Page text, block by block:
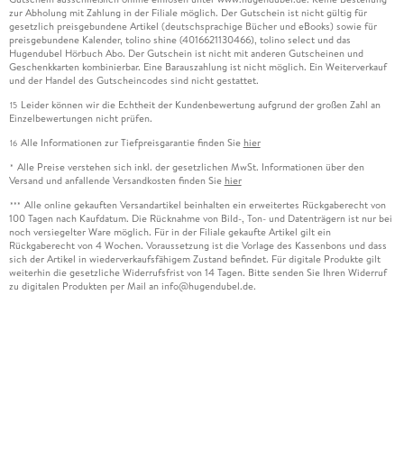
zur Abholung mit Zahlung in der Filiale möglich. Der Gutschein ist nicht gültig für
gesetzlich preisgebundene Artikel (deutschsprachige Bücher und eBooks) sowie für
preisgebundene Kalender, tolino shine (4016621130466), tolino select und das
Hugendubel Hörbuch Abo. Der Gutschein ist nicht mit anderen Gutscheinen und
Geschenkkarten kombinierbar. Eine Barauszahlung ist nicht möglich. Ein Weiterverkauf
und der Handel des Gutscheincodes sind nicht gestattet.
15 Leider können wir die Echtheit der Kundenbewertung aufgrund der großen Zahl an
Einzelbewertungen nicht prüfen.
16 Alle Informationen zur Tiefpreisgarantie finden Sie hier
* Alle Preise verstehen sich inkl. der gesetzlichen MwSt. Informationen über den
Versand und anfallende Versandkosten finden Sie hier
*** Alle online gekauften Versandartikel beinhalten ein erweitertes Rückgaberecht von
100 Tagen nach Kaufdatum. Die Rücknahme von Bild-, Ton- und Datenträgern ist nur bei
noch versiegelter Ware möglich. Für in der Filiale gekaufte Artikel gilt ein
Rückgaberecht von 4 Wochen. Voraussetzung ist die Vorlage des Kassenbons und dass
sich der Artikel in wiederverkaufsfähigem Zustand befindet. Für digitale Produkte gilt
weiterhin die gesetzliche Widerrufsfrist von 14 Tagen. Bitte senden Sie Ihren Widerruf
zu digitalen Produkten per Mail an info@hugendubel.de.